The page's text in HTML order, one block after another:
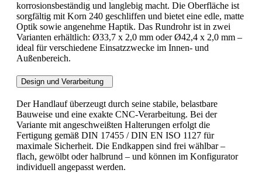
korrosionsbeständig und langlebig macht. Die Oberfläche ist
sorgfältig mit Korn 240 geschliffen und bietet eine edle, matte
Optik sowie angenehme Haptik. Das Rundrohr ist in zwei
Varianten erhältlich: Ø33,7 x 2,0 mm oder Ø42,4 x 2,0 mm –
ideal für verschiedene Einsatzzwecke im Innen- und
Außenbereich.
Design und Verarbeitung
Der Handlauf überzeugt durch seine stabile, belastbare
Bauweise und eine exakte CNC-Verarbeitung. Bei der
Variante mit angeschweißten Halterungen erfolgt die
Fertigung gemäß DIN 17455 / DIN EN ISO 1127 für
maximale Sicherheit. Die Endkappen sind frei wählbar –
flach, gewölbt oder halbrund – und können im Konfigurator
individuell angepasst werden.